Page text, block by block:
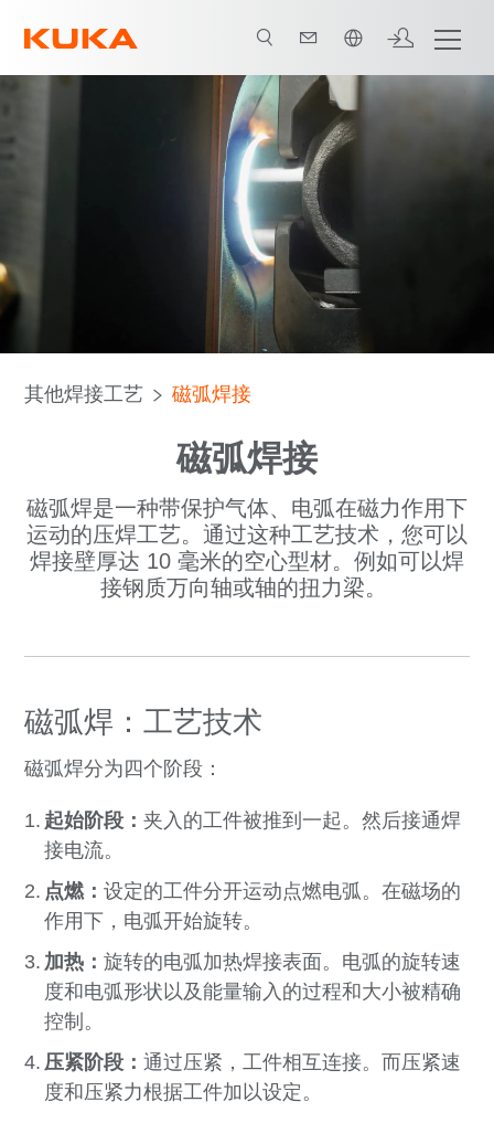
优点 下載
中文 / Chinese
其他焊接工艺 磁弧焊接
磁弧焊接
磁弧焊是一种带保护气体、电弧在磁力作用下
运动的压焊工艺。通过这种工艺技术，您可以
焊接壁厚达 10 毫米的空心型材。例如可以焊
接钢质万向轴或轴的扭力梁。
磁弧焊：工艺技术
磁弧焊分为四个阶段：
起始阶段：夹入的工件被推到一起。然后接通焊
接电流。
点燃：设定的工件分开运动点燃电弧。在磁场的
作用下，电弧开始旋转。
加热：旋转的电弧加热焊接表面。电弧的旋转速
度和电弧形状以及能量输入的过程和大小被精确
控制。
压紧阶段：通过压紧，工件相互连接。而压紧速
度和压紧力根据工件加以设定。